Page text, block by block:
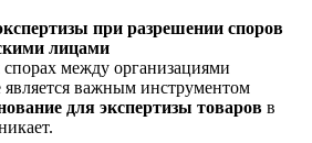
при разрешении споров
лицами
между организациями
является важным инструментом
для экспертизы товаров в